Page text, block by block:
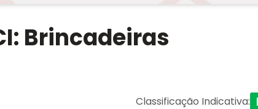
Brincadeiras
Classificação Indicativa: